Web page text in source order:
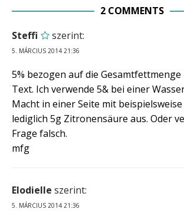
2 COMMENTS
Steffi
szerint:
5. MÁRCIUS 2014 21:36
5% bezogen auf die Gesamtfettmenge
Text. Ich verwende 5& bei einer
Macht in einer Seite mit
lediglich 5g Zitronensäure aus. Oder
Frage falsch.
mfg
Elodielle szerint:
5. MÁRCIUS 2014 21:36